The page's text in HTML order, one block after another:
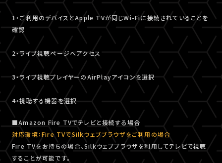
1・ご利用のデバイスとApple TVが同じWi-Fiに接続されていることを
確認
2・ライブ視聴ページへアクセス
3・ライブ視聴プレイヤーのAirPlayアイコンを選択
4・視聴する機器を選択
■Amazon Fire TVでテレビと接続する場合
対応環境：Fire TVでSilkウェブブラウザをご利用の場合
Fire TVをお持ちの場合、Silkウェブブラウザを利用してテレビで視聴
することが可能です。